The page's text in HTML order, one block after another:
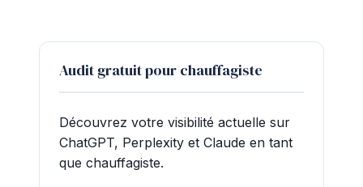
Audit gratuit pour chauffagiste
Découvrez votre visibilité actuelle sur
ChatGPT, Perplexity et Claude en tant
que chauffagiste.